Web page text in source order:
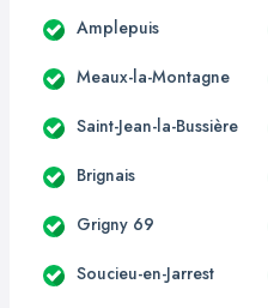
Amplepuis
Meaux-la-Montagne
Saint-Jean-la-Bussière
Brignais
Grigny 69
Soucieu-en-Jarrest